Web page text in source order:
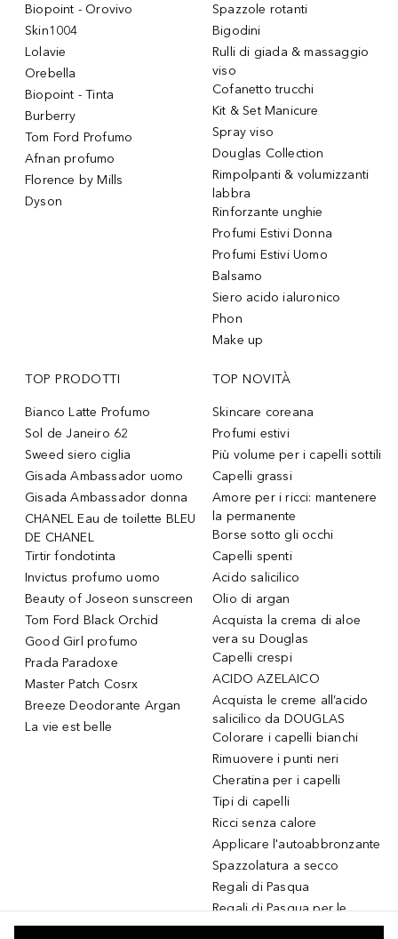
Biopoint - Orovivo
Skin1004
Lolavie
Orebella
Biopoint - Tinta
Burberry
Tom Ford Profumo
Afnan profumo
Florence by Mills
Dyson
Spazzole rotanti
Bigodini
Rulli di giada & massaggio
viso
Cofanetto trucchi
Kit & Set Manicure
Spray viso
Douglas Collection
Rimpolpanti & volumizzanti
labbra
Rinforzante unghie
Profumi Estivi Donna
Profumi Estivi Uomo
Balsamo
Siero acido ialuronico
Phon
Make up
TOP PRODOTTI
Bianco Latte Profumo
Sol de Janeiro 62
Sweed siero ciglia
Gisada Ambassador uomo
Gisada Ambassador donna
CHANEL Eau de toilette BLEU
DE CHANEL
Tirtir fondotinta
Invictus profumo uomo
Beauty of Joseon sunscreen
Tom Ford Black Orchid
Good Girl profumo
Prada Paradoxe
Master Patch Cosrx
Breeze Deodorante Argan
La vie est belle
TOP NOVITÀ
Skincare coreana
Profumi estivi
Più volume per i capelli sottili
Capelli grassi
Amore per i ricci: mantenere
la permanente
Borse sotto gli occhi
Capelli spenti
Acido salicilico
Olio di argan
Acquista la crema di aloe
vera su Douglas
Capelli crespi
ACIDO AZELAICO
Acquista le creme all’acido
salicilico da DOUGLAS
Colorare i capelli bianchi
Rimuovere i punti neri
Cheratina per i capelli
Tipi di capelli
Ricci senza calore
Applicare l'autoabbronzante
Spazzolatura a secco
Regali di Pasqua
Regali di Pasqua per le
donne